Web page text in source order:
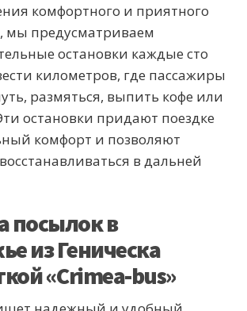
комфортного и приятного
мы предусматриваем
остановки каждые сто
километров, где пассажиры
размяться, выпить кофе или
остановки придают поездке
комфорт и позволяют
в дальней
посылок в
из Геническа
«Crimea-bus»